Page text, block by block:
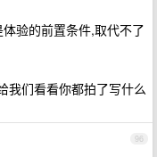
验的前置条件,取代不了
我们看看你都拍了写什么
96